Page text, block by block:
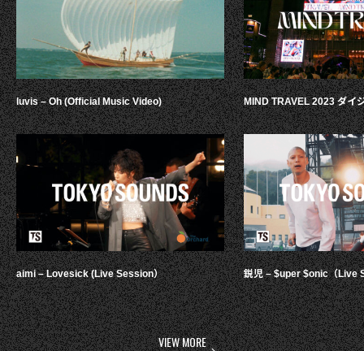
luvis – Oh (Official Music Video)
aimi – Lovesick (Live Session）
MIND TRAVEL 2023 ダイ
鋭児 – $uper $onic（Live
VIEW MORE